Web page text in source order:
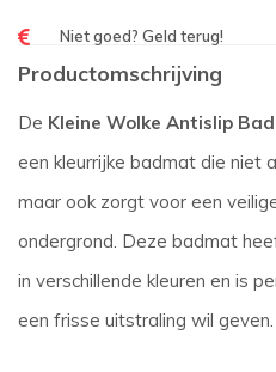
Niet goed? Geld terug!
Productomschrijving
De Kleine Wolke Antislip
een kleurrijke badmat die niet
maar ook zorgt voor een
ondergrond. Deze badmat
in verschillende kleuren en is
een frisse uitstraling wil geven.